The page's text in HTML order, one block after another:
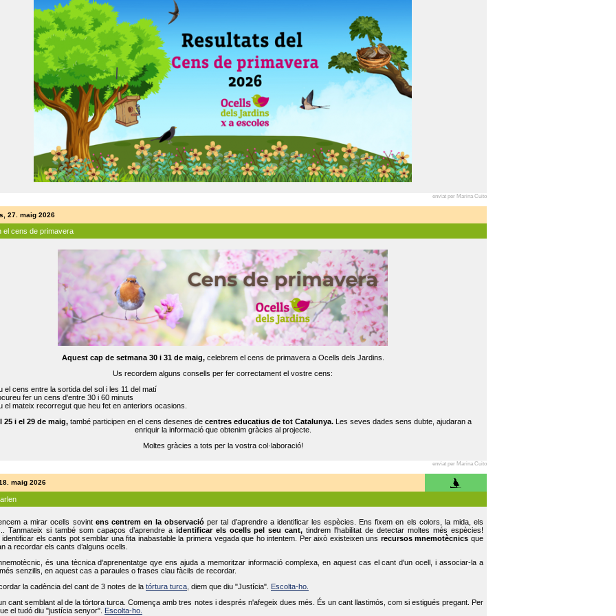
enviat per Marina Cuito
27. maig 2026
el cens de primavera
Aquest cap de setmana 30 i 31 de maig,celebrem el cens de primavera a Ocells dels Jardins.
Us recordem alguns consells per fer correctament el vostre cens:
el cens entre la sortida del sol i les 11 del matí
fer un cens d'entre 30 i 60 minuts
el mateix recorregut que heu fet en anteriors ocasions.
25 i el 29 de maig,també participen en el cens desenes de centres educatius de tot Catalunya.Les seves dades sens dubte, ajudaran a
enriquir la informació que obtenim gràcies al projecte.
Moltes gràcies a tots per la vostra col·laboració!
enviat per Marina Cuito
maig 2026
a mirar ocells sovint ens centrem en la observació per tal d’aprendre a identificar les espècies. Ens fixem en els colors, la mida, els
Tanmateix si també som capaços d’aprendre a identificar els ocells pel seu cant, tindrem l'habilitat de detectar moltes més espècies!
els cants pot semblar una fita inabastable la primera vegada que ho intentem. Per això existeixen uns recursos mnemotècnics que
a recordar els cants d’alguns ocells.
és una tècnica d'aprenentatge qye ens ajuda a memoritzar informació complexa, en aquest cas el cant d'un ocell, i associar-la a
senzills, en aquest cas a paraules o frases clau fàcils de recordar.
la cadència del cant de 3 notes de la tórtura turca , diem que diu "Justícia".
Escolta-ho.
cant semblant al de la tórtora turca. Comença amb tres notes i després n'afegeix dues més. És un cant llastimós, com si estigués pregant. Per
el tudó diu "justícia senyor".
Escolta-ho.